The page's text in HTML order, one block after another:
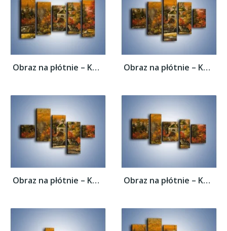
Obraz na płótnie – Kaplica późną jesienią... Obraz na płótnie – Kaplica późną jesienią...
Obraz na płótnie – Kaplica późną jesienią... Obraz na płótnie – Kaplica późną jesienią...